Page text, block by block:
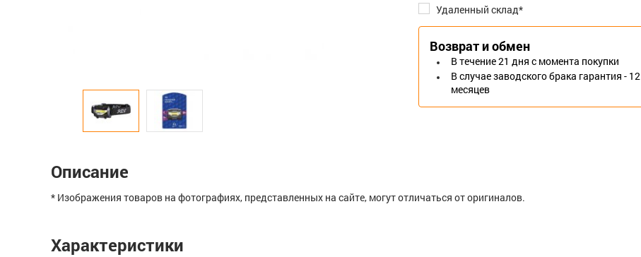
Удаленный склад*
Возврат и обмен
В течение 21 дня с момента покупки
В случае заводского брака гарантия - 12
месяцев
Описание
* Изображения товаров на фотографиях, представленных на сайте, могут отличаться от оригиналов.
Характеристики